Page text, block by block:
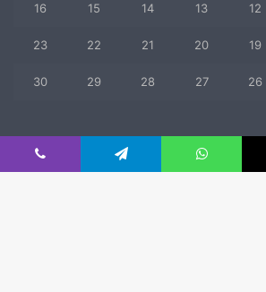
12
13
14
15
16
19
20
21
22
23
26
27
28
29
30
واتساب تيلقرام ڤايبر